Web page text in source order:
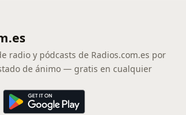
radio y pódcasts de Radios.com.es por
de ánimo — gratis en cualquier